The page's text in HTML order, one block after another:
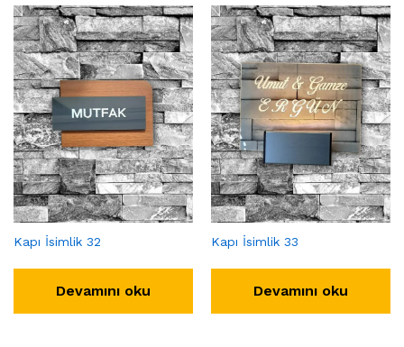
Kapı İsimlik 32
Devamını oku
Kapı İsimlik 33
Devamını oku